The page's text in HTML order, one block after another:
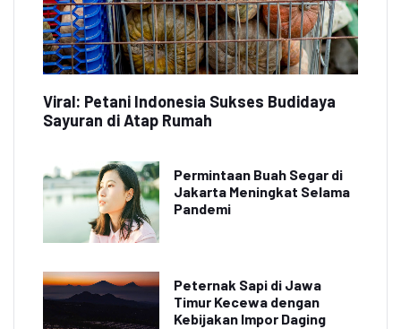
Viral: Petani Indonesia Sukses Budidaya
Sayuran di Atap Rumah
Permintaan Buah Segar di
Jakarta Meningkat Selama
Pandemi
Peternak Sapi di Jawa
Timur Kecewa dengan
Kebijakan Impor Daging